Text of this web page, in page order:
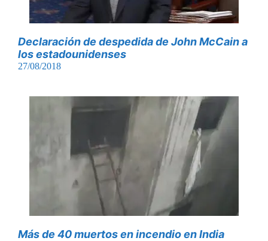
Declaración de despedida de John McCain a
los estadounidenses
27/08/2018
Más de 40 muertos en incendio en India